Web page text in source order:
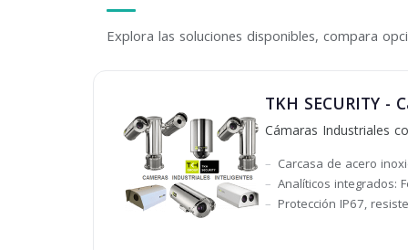
Explora las soluciones disponibles, compara
TKH SECURITY -
Cámaras Industriales
Carcasa de acero
Analíticos integrados:
Protección IP67,